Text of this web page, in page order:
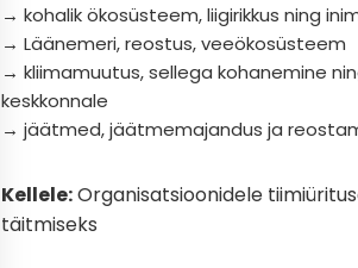
→ kohalik ökosüsteem, liigirikkus ning
→ Läänemeri, reostus, veeökosüsteem
→ kliimamuutus, sellega kohanemine
keskkonnale
→ jäätmed, jäätmemajandus ja
Kellele:Organisatsioonidele
täitmiseks